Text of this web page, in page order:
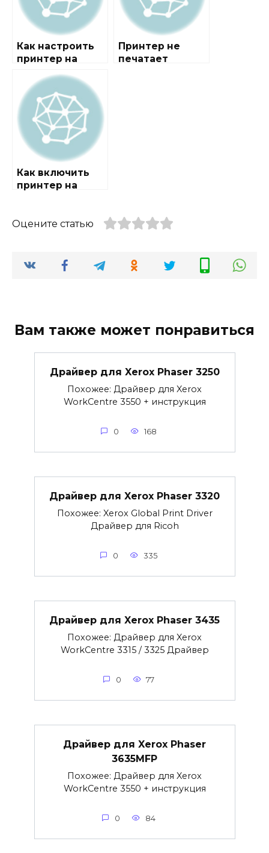
Как настроить
принтер на
компьютера
Принтер не
печатает
Как включить
принтер на
отключен
Оцените статью
Вам также может понравиться
Драйвер для Xerox Phaser 3250
Похожее: Драйвер для Xerox
WorkCentre 3550 + инструкция
0 168
Драйвер для Xerox Phaser 3320
Похожее: Xerox Global Print Driver
Драйвер для Ricoh
0 335
Драйвер для Xerox Phaser 3435
Похожее: Драйвер для Xerox
WorkCentre 3315 / 3325 Драйвер
0 77
Драйвер для Xerox Phaser
3635MFP
Похожее: Драйвер для Xerox
WorkCentre 3550 + инструкция
0 84